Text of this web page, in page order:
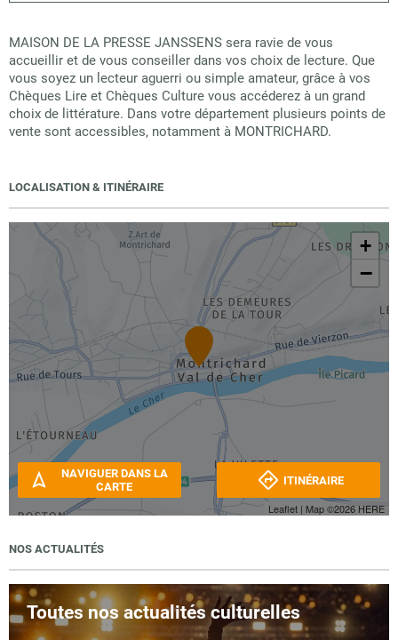
MAISON DE LA PRESSE JANSSENS sera ravie de vous
accueillir et de vous conseiller dans vos choix de lecture. Que
vous soyez un lecteur aguerri ou simple amateur, grâce à vos
Chèques Lire et Chèques Culture vous accéderez à un grand
choix de littérature. Dans votre département plusieurs points de
vente sont accessibles, notamment à MONTRICHARD.
LOCALISATION & ITINÉRAIRE
+
−
Leaflet | Map ©2026 HERE
NAVIGUER DANS LA
CARTE
ITINÉRAIRE
NOS ACTUALITÉS
Toutes nos actualités culturelles